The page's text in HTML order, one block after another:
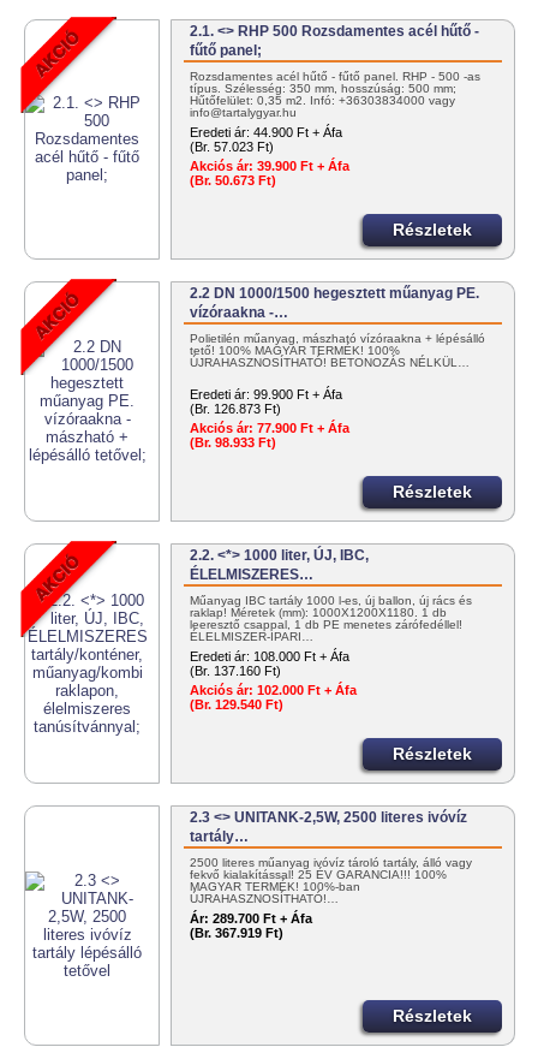
2.1. <> RHP 500 Rozsdamentes acél hűtő -
fűtő panel;
Rozsdamentes acél hűtő - fűtő panel. RHP - 500 -as
típus. Szélesség: 350 mm, hosszúság: 500 mm;
Hűtőfelület: 0,35 m2. Infó: +36303834000 vagy
info@tartalygyar.hu
Eredeti ár: 44.900 Ft + Áfa
(Br. 57.023 Ft)
Akciós ár: 39.900 Ft + Áfa
(Br. 50.673 Ft)
Részletek
2.2 DN 1000/1500 hegesztett műanyag PE.
vízóraakna -…
Polietilén műanyag, mászható vízóraakna + lépésálló
tető! 100% MAGYAR TERMÉK! 100%
ÚJRAHASZNOSÍTHATÓ! BETONOZÁS NÉLKÜL…
Eredeti ár: 99.900 Ft + Áfa
(Br. 126.873 Ft)
Akciós ár: 77.900 Ft + Áfa
(Br. 98.933 Ft)
Részletek
2.2. <*> 1000 liter, ÚJ, IBC,
ÉLELMISZERES…
Műanyag IBC tartály 1000 l-es, új ballon, új rács és
raklap! Méretek (mm): 1000X1200X1180. 1 db
leeresztő csappal, 1 db PE menetes zárófedéllel!
ÉLELMISZER-IPARI…
Eredeti ár: 108.000 Ft + Áfa
(Br. 137.160 Ft)
Akciós ár: 102.000 Ft + Áfa
(Br. 129.540 Ft)
Részletek
2.3 <> UNITANK-2,5W, 2500 literes ivóvíz
tartály…
2500 literes műanyag ivóvíz tároló tartály, álló vagy
fekvő kialakítással! 25 ÉV GARANCIA!!! 100%
MAGYAR TERMÉK! 100%-ban
ÚJRAHASZNOSÍTHATÓ!…
Ár: 289.700 Ft + Áfa
(Br. 367.919 Ft)
Részletek